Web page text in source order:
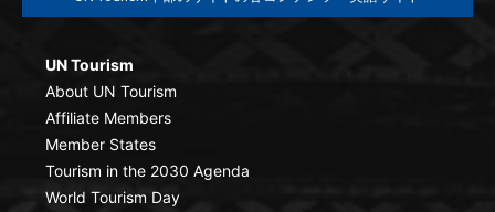
UN Tourism
About UN Tourism
Affiliate Members
Member States
Tourism in the 2030 Agenda
World Tourism Day